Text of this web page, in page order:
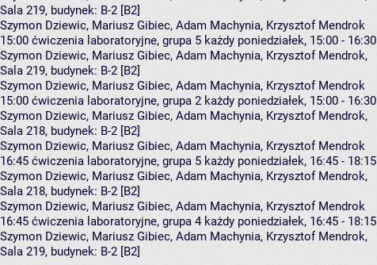
Sala 219, budynek: B-2 [B2]
Szymon Dziewic, Mariusz Gibiec, Adam Machynia, Krzysztof Mendrok
15:00 ćwiczenia laboratoryjne, grupa 5 każdy poniedziałek, 15:00 - 16:30
Szymon Dziewic, Mariusz Gibiec, Adam Machynia, Krzysztof Mendrok,
Sala 219, budynek: B-2 [B2]
Szymon Dziewic, Mariusz Gibiec, Adam Machynia, Krzysztof Mendrok
15:00 ćwiczenia laboratoryjne, grupa 2 każdy poniedziałek, 15:00 - 16:30
Szymon Dziewic, Mariusz Gibiec, Adam Machynia, Krzysztof Mendrok,
Sala 218, budynek: B-2 [B2]
Szymon Dziewic, Mariusz Gibiec, Adam Machynia, Krzysztof Mendrok
16:45 ćwiczenia laboratoryjne, grupa 5 każdy poniedziałek, 16:45 - 18:15
Szymon Dziewic, Mariusz Gibiec, Adam Machynia, Krzysztof Mendrok,
Sala 218, budynek: B-2 [B2]
Szymon Dziewic, Mariusz Gibiec, Adam Machynia, Krzysztof Mendrok
16:45 ćwiczenia laboratoryjne, grupa 4 każdy poniedziałek, 16:45 - 18:15
Szymon Dziewic, Mariusz Gibiec, Adam Machynia, Krzysztof Mendrok,
Sala 219, budynek: B-2 [B2]